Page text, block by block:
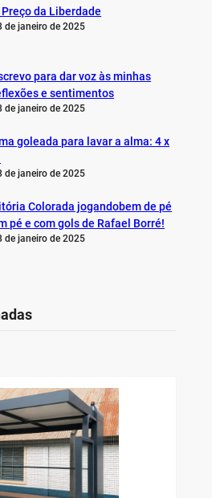
Preço da Liberdade
de janeiro de 2025
para dar voz às minhas
e sentimentos
de janeiro de 2025
goleada para lavar a alma: 4 x
de janeiro de 2025
Colorada jogandobem de pé
pé e com gols de Rafael Borré!
de janeiro de 2025